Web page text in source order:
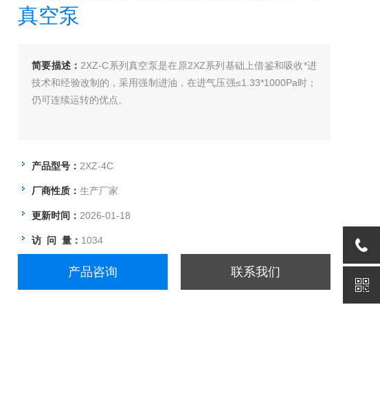
真空泵
简要描述： 2XZ-C系列真空泵是在原2XZ系列基础上借鉴和吸收*进
技术和经验改制的，采用强制进油，在进气压强≤1.33*1000Pa时；
仍可连续运转的优点。
产品型号： 2XZ-4C
厂商性质： 生产厂家
更新时间： 2026-01-18
访 问 量： 1034
产品咨询 联系我们